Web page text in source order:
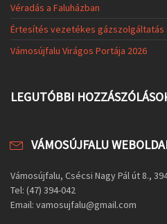
Véradás a Faluházban
Értesítés vezetékes
Vámosújfalu Virágos Portája 2026
LEGUTÓBBI
VÁMOSÚJFALU
Vámosújfalu, Csécsi Nagy Pál út 8.,
Tel: (47) 394-042
Email: vamosujfalu@gmail.com